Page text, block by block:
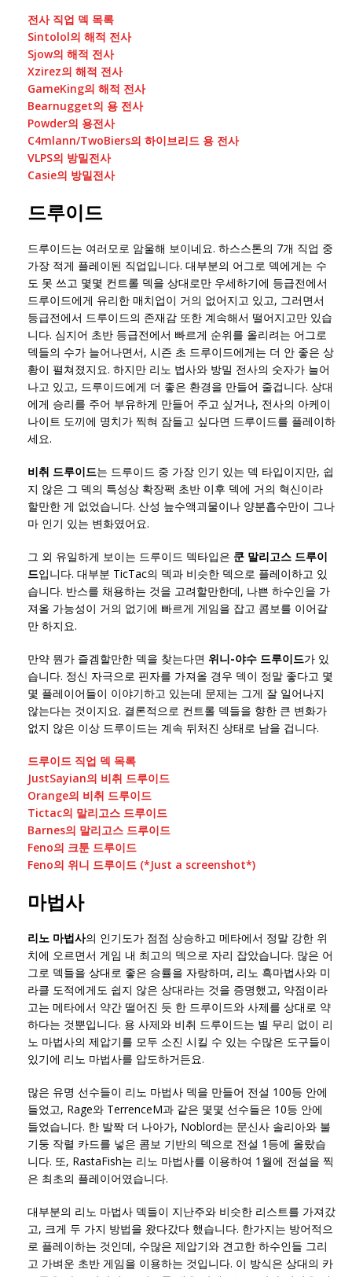
전사 직업 덱 목록
Sintolol의 해적 전사
Sjow의 해적 전사
Xzirez의 해적 전사
GameKing의 해적 전사
Bearnugget의 용 전사
Powder의 용전사
C4mlann/TwoBiers의 하이브리드 용 전사
VLPS의 방밀전사
Casie의 방밀전사
드루이드
드루이드는 여러모로 암울해 보이네요. 하스스톤의 7개 직업 중
가장 적게 플레이된 직업입니다. 대부분의 어그로 덱에게는 수
도 못 쓰고 몇몇 컨트롤 덱을 상대로만 우세하기에 등급전에서
드루이드에게 유리한 매치업이 거의 없어지고 있고, 그러면서
등급전에서 드루이드의 존재감 또한 계속해서 떨어지고만 있습
니다. 심지어 초반 등급전에서 빠르게 순위를 올리려는 어그로
덱들의 수가 늘어나면서, 시즌 초 드루이드에게는 더 안 좋은 상
황이 펼쳐졌지요. 하지만 리노 법사와 방밀 전사의 숫자가 늘어
나고 있고, 드루이드에게 더 좋은 환경을 만들어 줄겁니다. 상대
에게 승리를 주어 부유하게 만들어 주고 싶거나, 전사의 아케이
나이트 도끼에 명치가 찍혀 잠들고 싶다면 드루이드를 플레이하
세요.
비취 드루이드는 드루이드 중 가장 인기 있는 덱 타입이지만, 쉽
지 않은 그 덱의 특성상 확장팩 초반 이후 덱에 거의 혁신이라
할만한 게 없었습니다. 산성 늪수액괴물이나 양분흡수만이 그나
마 인기 있는 변화였어요.
그 외 유일하게 보이는 드루이드 덱타입은 쿤 말리고스 드루이
드입니다. 대부분 TicTac의 덱과 비슷한 덱으로 플레이하고 있
습니다. 반스를 채용하는 것을 고려할만한데, 나쁜 하수인을 가
져올 가능성이 거의 없기에 빠르게 게임을 잡고 콤보를 이어갈
만 하지요.
만약 뭔가 즐겜할만한 덱을 찾는다면 위니-야수 드루이드가 있
습니다. 정신 자극으로 핀자를 가져올 경우 덱이 정말 좋다고 몇
몇 플레이어들이 이야기하고 있는데 문제는 그게 잘 일어나지
않는다는 것이지요. 결론적으로 컨트롤 덱들을 향한 큰 변화가
없지 않은 이상 드루이드는 계속 뒤처진 상태로 남을 겁니다.
드루이드 직업 덱 목록
JustSayian의 비취 드루이드
Orange의 비취 드루이드
Tictac의 말리고스 드루이드
Barnes의 말리고스 드루이드
Feno의 크툰 드루이드
Feno의 위니 드루이드 (*Just a screenshot*)
마법사
리노 마법사의 인기도가 점점 상승하고 메타에서 정말 강한 위
치에 오르면서 게임 내 최고의 덱으로 자리 잡았습니다. 많은 어
그로 덱들을 상대로 좋은 승률을 자랑하며, 리노 흑마법사와 미
라클 도적에게도 쉽지 않은 상대라는 것을 증명했고, 약점이라
고는 메타에서 약간 떨어진 듯 한 드루이드와 사제를 상대로 약
하다는 것뿐입니다. 용 사제와 비취 드루이드는 별 무리 없이 리
노 마법사의 제압기를 모두 소진 시킬 수 있는 수많은 도구들이
있기에 리노 마법사를 압도하거든요.
많은 유명 선수들이 리노 마법사 덱을 만들어 전설 100등 안에
들었고, Rage와 TerrenceM과 같은 몇몇 선수들은 10등 안에
들었습니다. 한 발짝 더 나아가, Noblord는 문신사 솔리아와 불
기둥 작렬 카드를 넣은 콤보 기반의 덱으로 전설 1등에 올랐습
니다. 또, RastaFish는 리노 마법사를 이용하여 1월에 전설을 찍
은 최초의 플레이어였습니다.
대부분의 리노 마법사 덱들이 지난주와 비슷한 리스트를 가져갔
고, 크게 두 가지 방법을 왔다갔다 했습니다. 한가지는 방어적으
로 플레이하는 것인데, 수많은 제압기와 견고한 하수인들 그리
고 가벼운 초반 게임을 이용하는 것입니다. 이 방식은 상대의 카